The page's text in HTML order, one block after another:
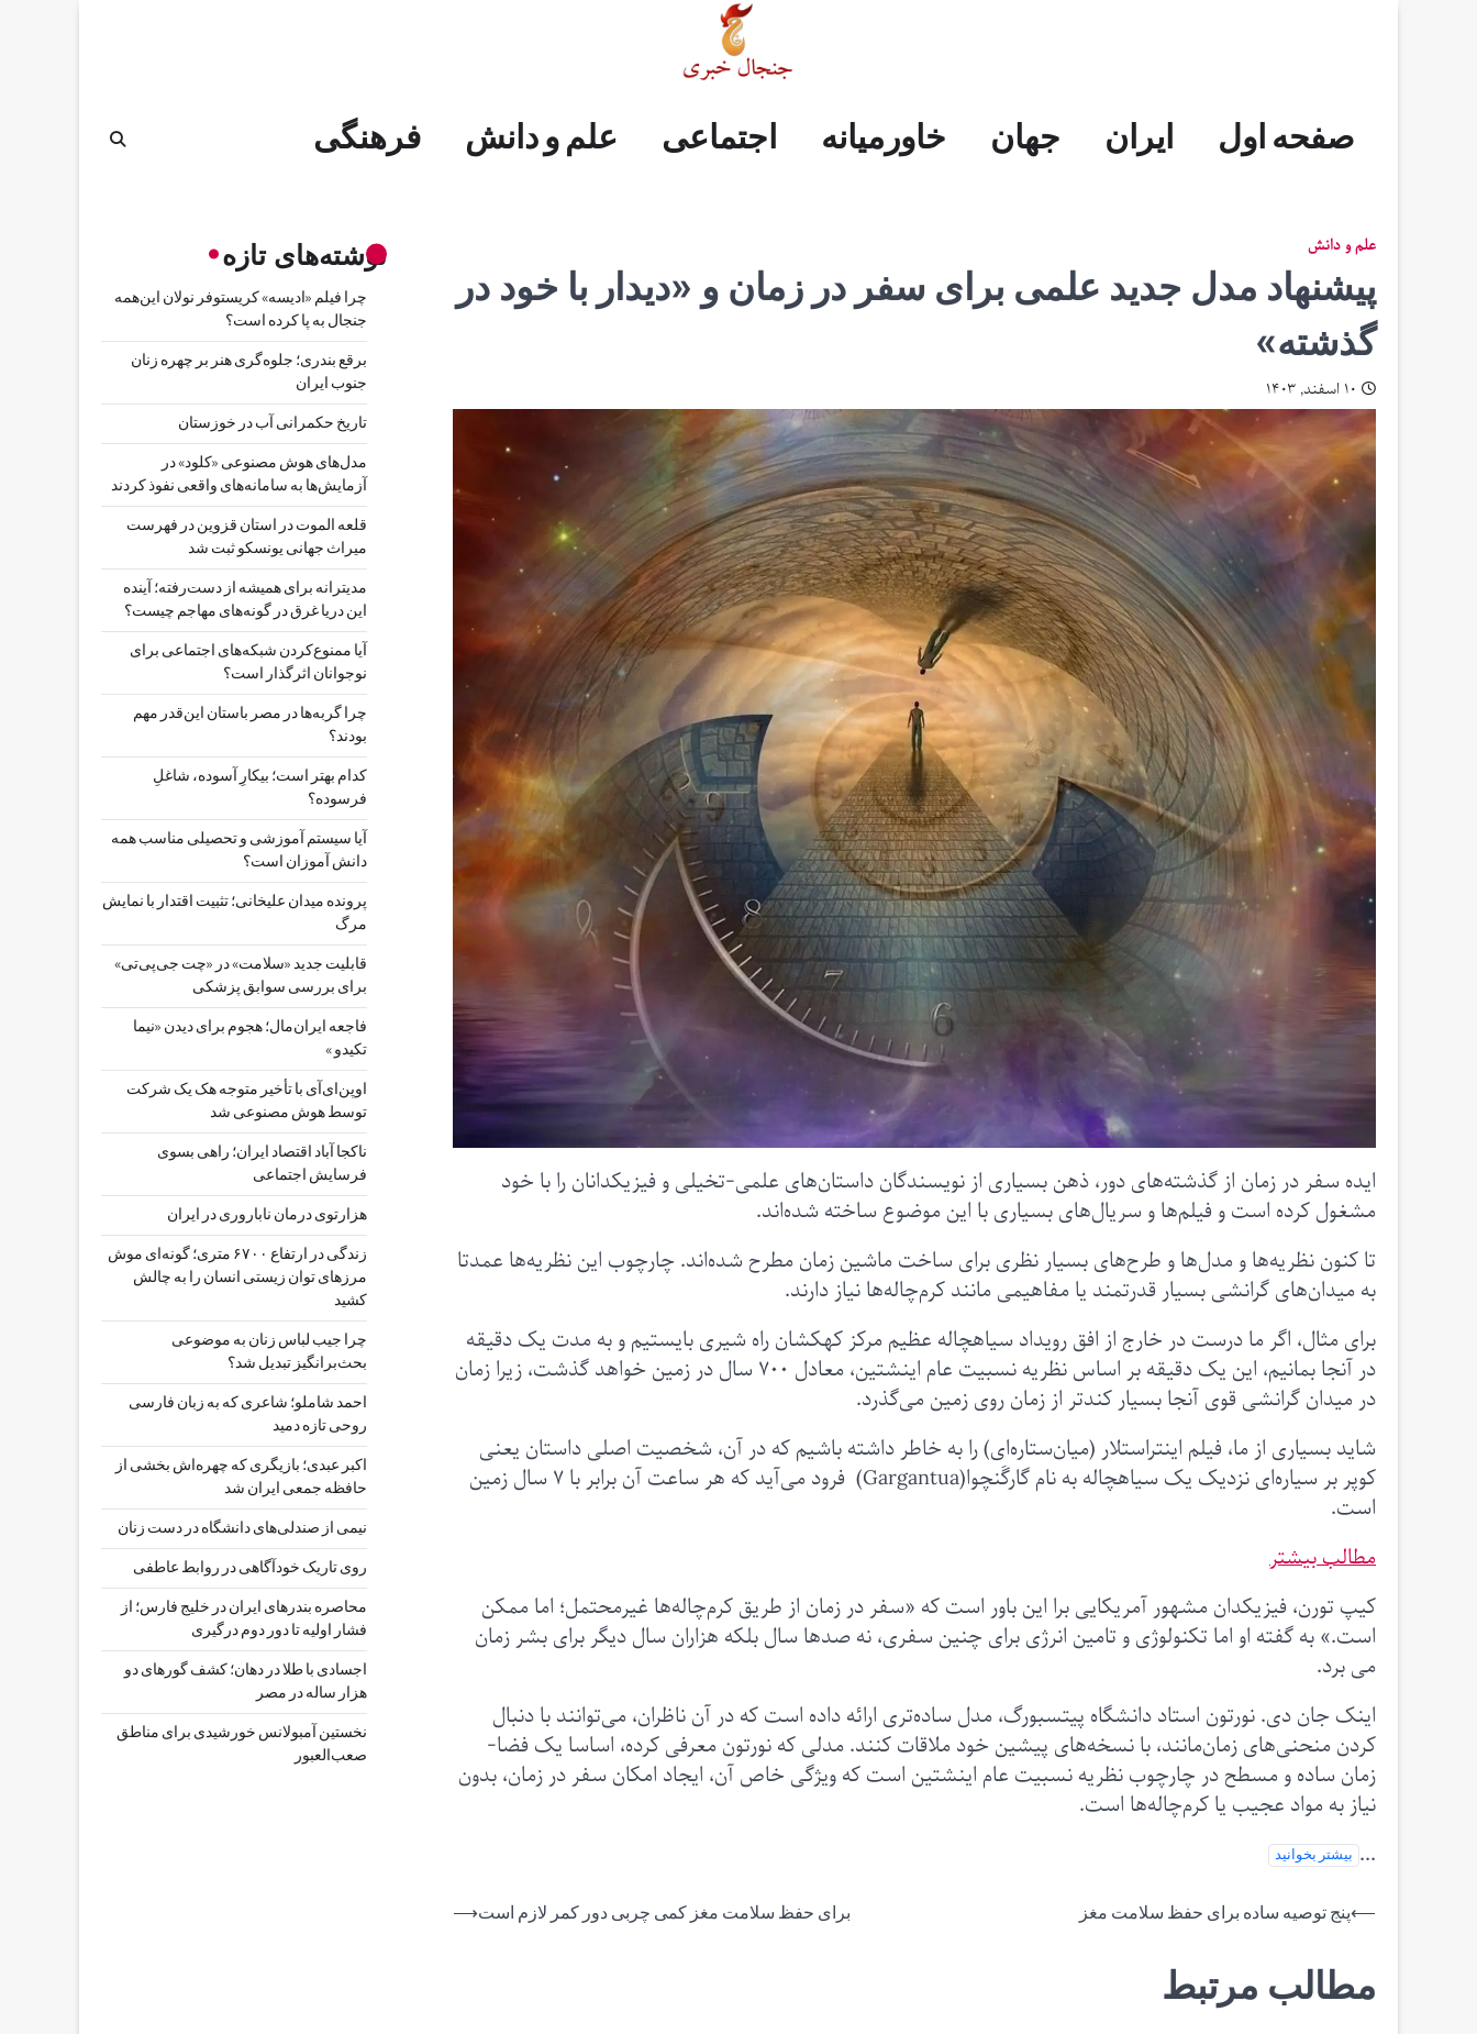
صفحه
ایران
جهان
خاورمیانه
اجتماعی
علم
فرهنگی
صفحه اول ایران جهان خاورمیانه اجتماعی علم و دانش فرهنگی
علم و دانش
پیشنهاد مدل جدید علمی برای سفر در زمان و «دیدار با خود در
گذشته»
۱۰ اسفند, ۱۴۰۳
ایده سفر در زمان از گذشته‌های دور، ذهن بسیاری از نویسندگان داستان‌های علمی-تخیلی و فیزیکدانان را با خود
مشغول کرده است و فیلم‌ها و سریال‌های بسیاری با این موضوع ساخته‌ شده‌اند.
تا کنون نظریه‌ها و مدل‌ها و طرح‌های بسیار نظری برای ساخت ماشین زمان مطرح شده‌اند. چارچوب این نظریه‌ها عمدتا
به میدان‌های گرانشی بسیار قدرتمند یا مفاهیمی مانند کرم‌چاله‌ها نیاز دارند.
برای مثال، اگر ما درست در خارج از افق رویداد سیاهچاله‌ عظیم مرکز کهکشان راه شیری بایستیم و به مدت یک دقیقه
در آنجا بمانیم، این یک دقیقه بر اساس نظریه نسبیت عام اینشتین، معادل ۷۰۰ سال در زمین خواهد گذشت، زیرا زمان
در میدان گرانشی قوی آنجا بسیار کندتر از زمان روی زمین می‌گذرد.
شاید بسیاری از ما، فیلم اینتراستلار (میان‌ستاره‌ای) را به خاطر داشته باشیم که در آن، شخصیت اصلی داستان یعنی
کوپر بر سیاره‌ای نزدیک یک سیاهچاله به نام گارگَنچوا(Gargantua) فرود می‌آید که هر ساعت آن برابر با ۷ سال زمین
است.
مطالب بیشتر
کیپ تورن، فیزیکدان مشهور آمریکایی برا این باور است که «سفر در زمان از طریق کرم‌چاله‌ها غیرمحتمل؛ اما ممکن
است.» به گفته او اما تکنولوژی و تامین انرژی برای چنین سفری، نه صدها سال بلکه هزاران سال دیگر برای بشر زمان
می برد.
اینک جان دی. نورتون استاد دانشگاه پیتسبورگ، مدل ساده‌تری ارائه داده است که در آن ناظران، می‌توانند با دنبال
کردن منحنی‌های زمان‌مانند، با نسخه‌های پیشین خود ملاقات کنند. مدلی که نورتون معرفی کرده، اساسا یک فضا-
زمان ساده و مسطح در چارچوب نظریه نسبیت عام اینشتین است که ویژگی خاص آن، ایجاد امکان سفر در زمان، بدون
نیاز به مواد عجیب یا کرم‌چاله‌ها است.
...
بیشتر بخوانید
راهبری
⟵پنج توصیه ساده برای حفظ سلامت مغز برای حفظ سلامت مغز کمی چربی دور کمر لازم است⟶
مطالب مرتبط
نوشته‌های تازه
چرا فیلم «ادیسه» کریستوفر نولان این‌همه
جنجال به پا کرده است؟
برقع بندری؛ جلوه‌گری هنر بر چهره زنان
جنوب ایران
تاریخ حکمرانی آب در خوزستان
مدل‌های هوش مصنوعی «کلود» در
آزمایش‌ها به سامانه‌های واقعی نفوذ کردند
قلعه الموت در استان قزوین در فهرست
میراث جهانی یونسکو ثبت شد
مدیترانه برای همیشه از دست‌رفته؛ آینده
این دریا غرق در گونه‌های مهاجم چیست؟
آیا ممنوع‌کردن شبکه‌های اجتماعی برای
نوجوانان اثرگذار است؟
چرا گربه‌ها در مصر باستان این‌قدر مهم
بودند؟
کدام بهتر است؛ بیکارِ آسوده، شاغلِ
فرسوده؟
آیا سیستم آموزشی و تحصیلی مناسب همه
دانش آموزان است؟
پرونده میدان علیخانی؛ تثبیت اقتدار با نمایش
مرگ
قابلیت جدید «سلامت» در «چت ‌جی‌پی‌تی»
برای بررسی سوابق پزشکی
فاجعه ایران‌مال؛ هجوم برای دیدن «نیما
تکیدو »
اوپن‌ای‌آی با تأخیر متوجه هک یک شرکت
توسط هوش مصنوعی شد
ناکجا آباد اقتصاد ایران؛ راهی بسوی
فرسایش اجتماعی
هزارتوی درمان ناباروری در ایران
زندگی در ارتفاع ۶۷۰۰ متری؛ گونه‌ای موش
مرزهای توان زیستی انسان را به چالش
کشید
چرا جیب‌ لباس زنان به موضوعی
بحث‌برانگیز تبدیل شد؟
احمد شاملو؛ شاعری که به زبان فارسی
روحی تازه دمید
اکبر عبدی؛ بازیگری که چهره‌اش بخشی از
حافظه جمعی ایران شد
نیمی از صندلی‌های دانشگاه در دست زنان
روی تاریک خودآگاهی در روابط عاطفی
محاصره بندرهای ایران در خلیج فارس؛ از
فشار اولیه تا دور دوم درگیری
اجسادی با طلا در دهان؛ کشف گورهای دو
هزار ساله در مصر
نخستین آمبولانس خورشیدی برای مناطق
صعب‌العبور